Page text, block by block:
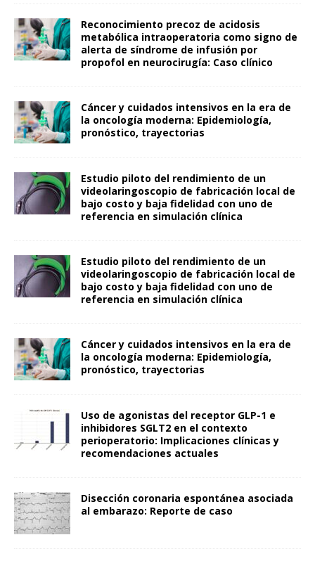
Reconocimiento precoz de acidosis
metabólica intraoperatoria como signo de
alerta de síndrome de infusión por
propofol en neurocirugía: Caso clínico
Cáncer y cuidados intensivos en la era de
la oncología moderna: Epidemiología,
pronóstico, trayectorias
Estudio piloto del rendimiento de un
videolaringoscopio de fabricación local de
bajo costo y baja fidelidad con uno de
referencia en simulación clínica
Estudio piloto del rendimiento de un
videolaringoscopio de fabricación local de
bajo costo y baja fidelidad con uno de
referencia en simulación clínica
Cáncer y cuidados intensivos en la era de
la oncología moderna: Epidemiología,
pronóstico, trayectorias
Uso de agonistas del receptor GLP-1 e
inhibidores SGLT2 en el contexto
perioperatorio: Implicaciones clínicas y
recomendaciones actuales
Disección coronaria espontánea asociada
al embarazo: Reporte de caso